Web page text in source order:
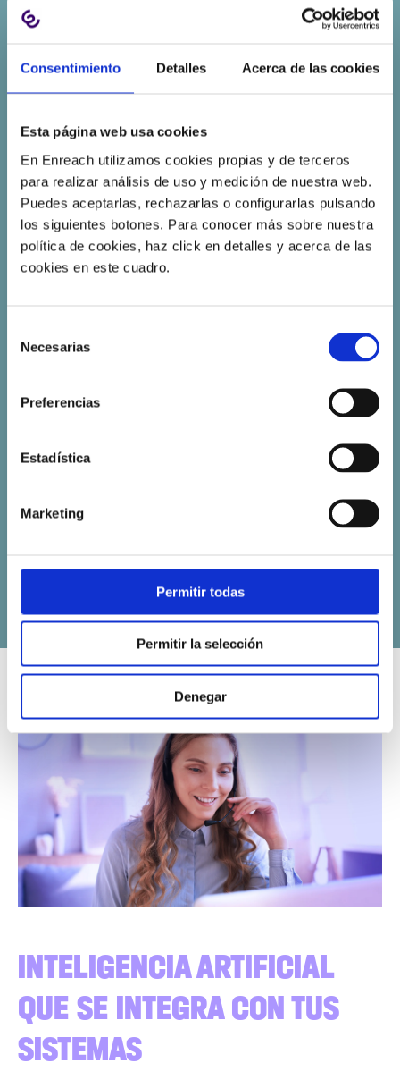
Consentimiento Detalles Acerca de las cookies
Esta página web usa cookies
En Enreach utilizamos cookies propias y de terceros
para realizar análisis de uso y medición de nuestra web.
Puedes aceptarlas, rechazarlas o configurarlas pulsando
los siguientes botones. Para conocer más sobre nuestra
política de cookies, haz click en detalles y acerca de las
cookies en este cuadro.
Necesarias
Preferencias
Estadística
Marketing
Permitir todas
Permitir la selección
Denegar
CONSIGUE INFORMACIÓN VALIOSA
PARA LA TOMA DE DECISIONES
Extrae información de todo tipo de manera
automática y toma decisiones basada en
datos.
INTELIGENCIA ARTIFICIAL
QUE SE INTEGRA CON TUS
SISTEMAS